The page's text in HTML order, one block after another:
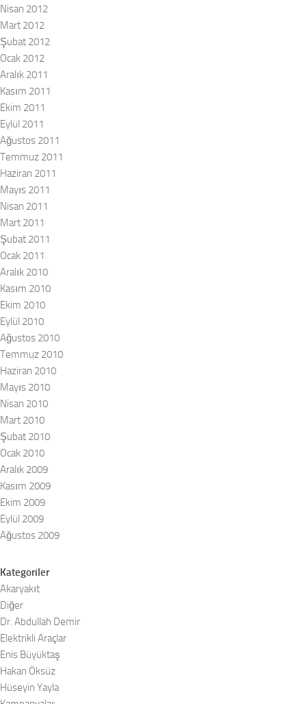
Nisan 2012
Mart 2012
Şubat 2012
Ocak 2012
Aralık 2011
Kasım 2011
Ekim 2011
Eylül 2011
Ağustos 2011
Temmuz 2011
Haziran 2011
Mayıs 2011
Nisan 2011
Mart 2011
Şubat 2011
Ocak 2011
Aralık 2010
Kasım 2010
Ekim 2010
Eylül 2010
Ağustos 2010
Temmuz 2010
Haziran 2010
Mayıs 2010
Nisan 2010
Mart 2010
Şubat 2010
Ocak 2010
Aralık 2009
Kasım 2009
Ekim 2009
Eylül 2009
Ağustos 2009
Kategoriler
Akaryakıt
Diğer
Dr. Abdullah Demir
Elektrikli Araçlar
Enis Büyüktaş
Hakan Öksüz
Hüseyin Yayla